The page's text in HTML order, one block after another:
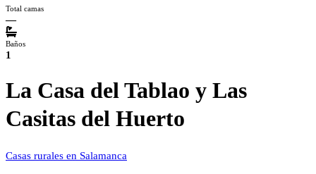
Total camas
—
Baños
1
La Casa del Tablao y Las
Casitas del Huerto
Casas rurales en Salamanca